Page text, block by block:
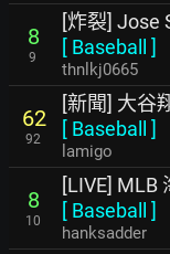
8
9
[炸裂] Jose
[ Baseball ]
thnlkj0665
62
92
[新聞] 大谷
[ Baseball ]
lamigo
8
10
[LIVE] MLB
[ Baseball ]
hanksadder